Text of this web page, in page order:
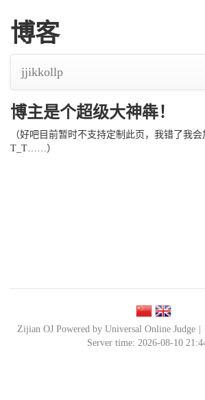
博客
jjikkollp
博主是个超级大神犇！
（好吧目前暂时不支持定制此页，我错了我
T_T……）
Zijian OJ Powered by Universal Online Judge
Server time: 2026-08-10